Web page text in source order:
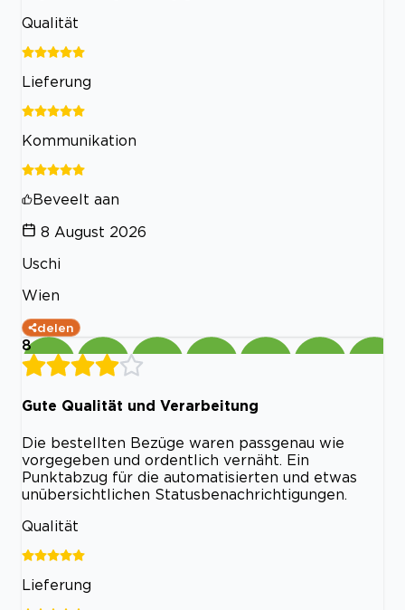
Qualität
Lieferung
Kommunikation
Beveelt aan
8 August 2026
Uschi
Wien
delen
8
Gute Qualität und Verarbeitung
Die bestellten Bezüge waren passgenau wie
vorgegeben und ordentlich vernäht. Ein
Punktabzug für die automatisierten und etwas
unübersichtlichen Statusbenachrichtigungen.
Qualität
Lieferung